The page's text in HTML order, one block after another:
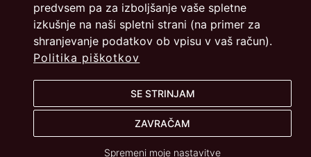
predvsem pa za izboljšanje vaše spletne
izkušnje na naši spletni strani (na primer za
shranjevanje podatkov ob vpisu v vaš račun).
Politika piškotkov
SE STRINJAM
ZAVRAČAM
Spremeni moje nastavitve